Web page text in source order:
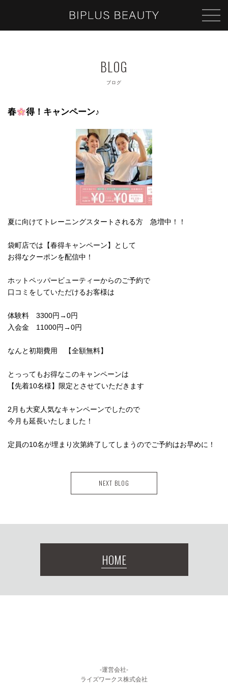
ブログ
春 得！キャンペーン♪
夏に向けてトレーニングスタートされる方 急増中！！
袋町店では【春得キャンペーン】として
お得なクーポンを配信中！
ホットペッパービューティーからのご予約で
口コミをしていただけるお客様は
体験料 3300円→0円
入会金 11000円→0円
なんと初期費用 【全額無料】
とっってもお得なこのキャンペーンは
【先着10名様】限定とさせていただきます
2月も大変人気なキャンペーンでしたので
今月も延長いたしました！
定員の10名が埋まり次第終了してしまうのでご予約はお早めに！
NEXT BLOG
HOME
-運営会社-
ライズワークス株式会社